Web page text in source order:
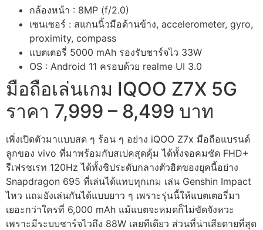
กล้องหน้า : 8MP (f/2.0)
เซนเซอร์ : สแกนนิ้วมือด้านข้าง, accelerometer, gyro,
proximity, compass
แบตเตอรี่ 5000 mAh รองรับชาร์จไว 33W
OS : Android 11 ครอบด้วย realme UI 3.0
มือถือเล่นเกม IQOO Z7X 5G
ราคา 7,999 – 8,499 บาท
เพิ่งเปิดตัวมาแบบสด ๆ ร้อน ๆ อย่าง iQOO Z7x มือถือแบรนด์
ลูกของ vivo ที่มาพร้อมกับสเปคสุดคุ้ม ได้ทั้งจอคมชัด FHD+
รีเฟรชเรท 120Hz ได้ทั้งชิประดับกลางตัวฮิตของยุคนี้อย่าง
Snapdragon 695 ที่เล่นได้แทบทุกเกม เล่น Genshin Impact
ไหว แถมยังเล่นกันได้แบบยาว ๆ เพราะรุ่นนี้ให้แบตเตอรี่มา
เยอะกว่าใครที่ 6,000 mAh แม้แบตจะหมดก็ไม่ขัดจังหวะ
เพราะมีระบบชาร์จไวถึง 88W เลยทีเดียว ส่วนที่น่าเสียดายที่สุด